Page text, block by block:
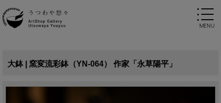
大鉢 | 窯変流彩鉢（YN-064） 作家「永草陽平」